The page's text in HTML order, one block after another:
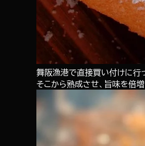
舞阪漁港で直接買い付けに行
そこから熟成させ、旨味を倍